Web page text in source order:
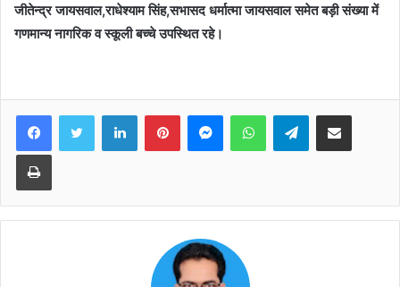
जीतेन्द्र जायसवाल,राधेश्याम सिंह,सभासद धर्मात्मा जायसवाल समेत बड़ी संख्या में
गणमान्य नागरिक व स्कूली बच्चे उपस्थित रहे।
FacebookTwitter LinkedInPinterestMessengerWhatsAppTelegramShare via Email
Print